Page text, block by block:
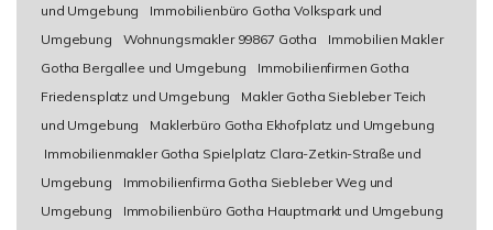
und Umgebung
Immobilienbüro Gotha Volkspark und
Umgebung
Wohnungsmakler 99867 Gotha
Immobilien Makler
Gotha Bergallee und Umgebung
Immobilienfirmen Gotha
Friedensplatz und Umgebung
Makler Gotha Siebleber Teich
und Umgebung
Maklerbüro Gotha Ekhofplatz und Umgebung
Immobilienmakler Gotha Spielplatz Clara-Zetkin-Straße und
Umgebung
Immobilienfirma Gotha Siebleber Weg und
Umgebung
Immobilienbüro Gotha Hauptmarkt und Umgebung